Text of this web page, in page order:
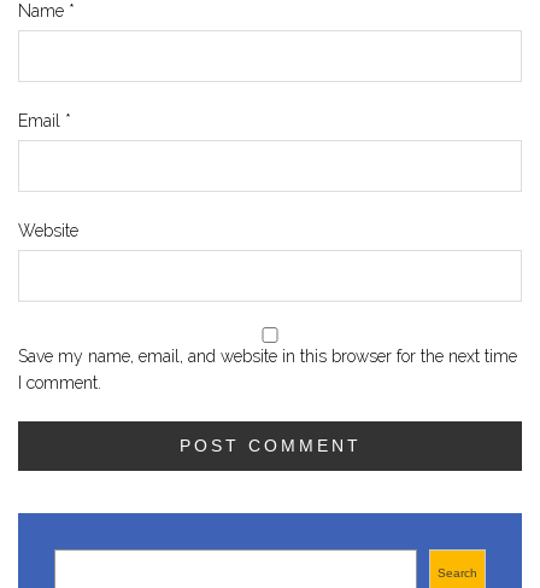
Name *
Email *
Website
Save my name, email, and website in this browser for the next time
I comment.
Search